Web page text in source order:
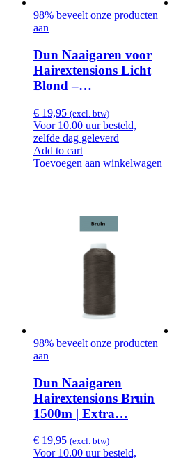
98% beveelt onze producten
aan
Dun Naaigaren voor
Hairextensions Licht
Blond –…
€ 19,95 (excl. btw)
Voor 10.00 uur besteld,
zelfde dag geleverd
Add to cart
Toevoegen aan winkelwagen
98% beveelt onze producten
aan
Dun Naaigaren
Hairextensions Bruin
1500m | Extra…
€ 19,95 (excl. btw)
Voor 10.00 uur besteld,